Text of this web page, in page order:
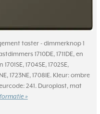
taster - dimmerknop 1
1710DE, 1711DE, en
1704SE, 1702SE,
1723NE, 1708IE. Kleur: ombre
241. Duroplast, mat
»